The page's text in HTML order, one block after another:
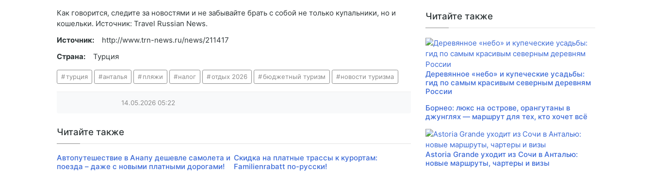
Как говорится, следите за новостями и не забывайте брать с собой не только купальники, но и
кошельки. Источник: Travel Russian News.
Источник:
http://www.trn-news.ru/news/211417
Страна:
Турция
турция анталья пляжи налог отдых 2026 бюджетный туризм новости туризма
14.05.2026 05:22
Читайте также
Автопутешествие в Анапу дешевле самолета и
поезда – даже с новыми платными дорогами!
Скидка на платные трассы к курортам:
Familienrabatt по-русски!
Читайте также
Деревянное «небо» и купеческие усадьбы:
гид по самым красивым северным деревням
России
Борнео: люкс на острове, орангутаны в
джунглях — маршрут для тех, кто хочет всё
Astoria Grande уходит из Сочи в Анталью:
новые маршруты, чартеры и визы